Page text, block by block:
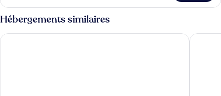
sauna
le
type
de
chambre
Villa
Hébergements similaires
Park Hotel Tornio Hotel